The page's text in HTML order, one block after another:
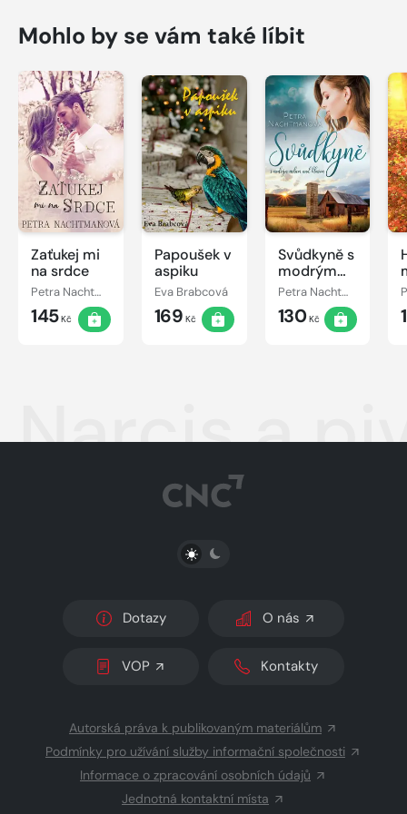
Mohlo by se vám také líbit
Zaťukej mi
na srdce
Petra Nachtmanová
145Kč
Papoušek v
aspiku
Eva Brabcová
169 Kč
Svůdkyně s
modrým
nebem nad
hlavou
Petra Nachtmanová
130Kč
Narcis a
PŘEPNOUT SVĚTLÝ/TMAVÝ REŽIM
Dotazy O nás
VOP Kontakty
Autorská práva k publikovaným materiálům
Podmínky pro užívání služby informační společnosti
Informace o zpracování osobních údajů
Jednotná kontaktní místa